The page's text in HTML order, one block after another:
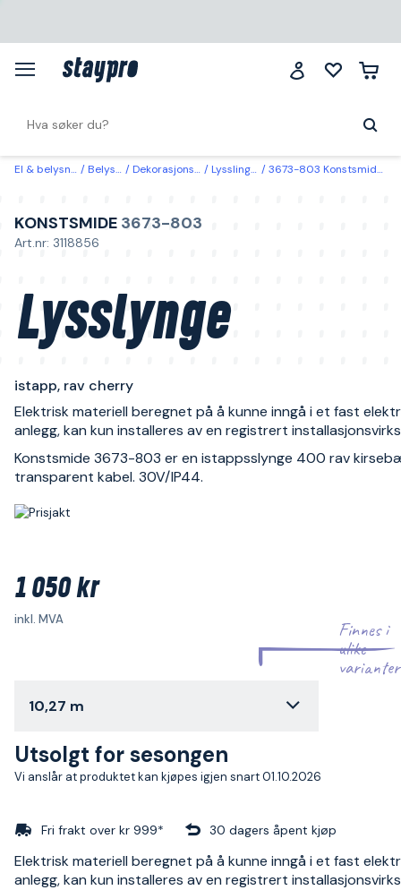
El & belysning Belysning Dekorasjonsbelysning Lysslinger & lysnett 3673-803 Konstsmide Lysslynge istapp, rav cherry 10,27 m
KONSTSMIDE 3673-803
Art.nr: 3118856
Lysslynge
istapp, rav cherry
Elektrisk materiell beregnet på å kunne inngå i et fast
anlegg, kan kun installeres av en registrert
Konstsmide 3673-803 er en istappsslynge 400 rav
transparent kabel. 30V/IP44.
1 050 kr
inkl. MVA
Finnes i
ulike
varianter
10,27 m
Utsolgt for sesongen
Vi anslår at produktet kan kjøpes igjen snart 01.10.2026
Fri frakt over kr 999* 30 dagers åpent kjøp
Elektrisk materiell beregnet på å kunne inngå i et fast
anlegg, kan kun installeres av en registrert